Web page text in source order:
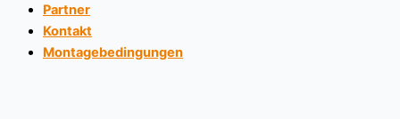
Partner
Kontakt
Montagebedingungen